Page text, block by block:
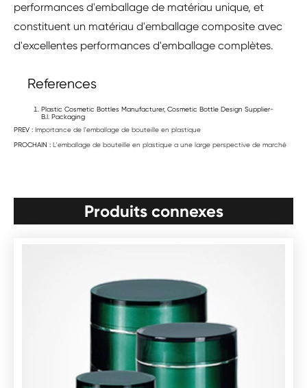
performances d'emballage de matériau unique, et
constituent un matériau d'emballage composite avec
d'excellentes performances d'emballage complètes.
References
Plastic Cosmetic Bottles Manufacturer, Cosmetic Bottle Design Supplier-
B.I. Packaging
PREV : Importance de l'emballage de bouteille en plastique
PROCHAIN : L'emballage de bouteille en plastique a une large perspective de marché
Produits connexes